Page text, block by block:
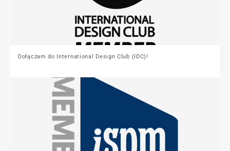
Dołączam do International Design Club (IDC)!